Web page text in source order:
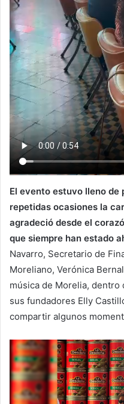
El evento estuvo lleno de
repetidas ocasiones la
agradeció desde el
que siempre han estado
Navarro, Secretario de
Moreliano, Verónica
música de Morelia, dentro
sus fundadores Elly
compartir algunos